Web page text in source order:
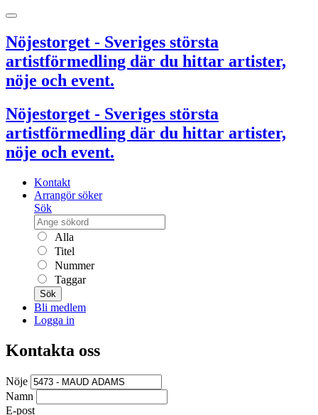
Nöjestorget - Sveriges största
artistförmedling där du hittar artister,
nöje och event.
Nöjestorget - Sveriges största
artistförmedling där du hittar artister,
nöje och event.
Kontakt
Arrangör söker
Sök
Alla
Titel
Nummer
Taggar
Sök
Bli medlem
Logga in
Kontakta oss
Nöje
Namn
E-post